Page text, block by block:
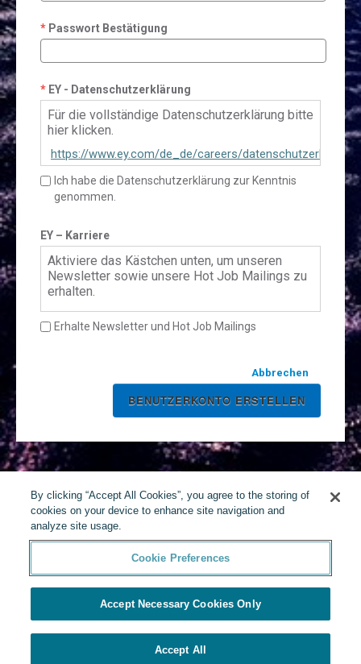
Passwort Bestätigung
EY - Datenschutzerklärung
Für die vollständige Datenschutzerklärung bitte
hier klicken.
https://www.ey.com/de_de/careers/
talent-community
Ich habe die Datenschutzerklärung zur Kenntnis
genommen.
EY – Karriere
Aktiviere das Kästchen unten, um unseren
Newsletter sowie unsere Hot Job Mailings zu
erhalten.
Erhalte Newsletter und Hot Job Mailings
Abbrechen
By clicking “Accept All Cookies”, you agree to the storing of
cookies on your device to enhance site navigation and
analyze site usage.
Cookie Preferences
Accept Necessary Cookies Only
Accept All